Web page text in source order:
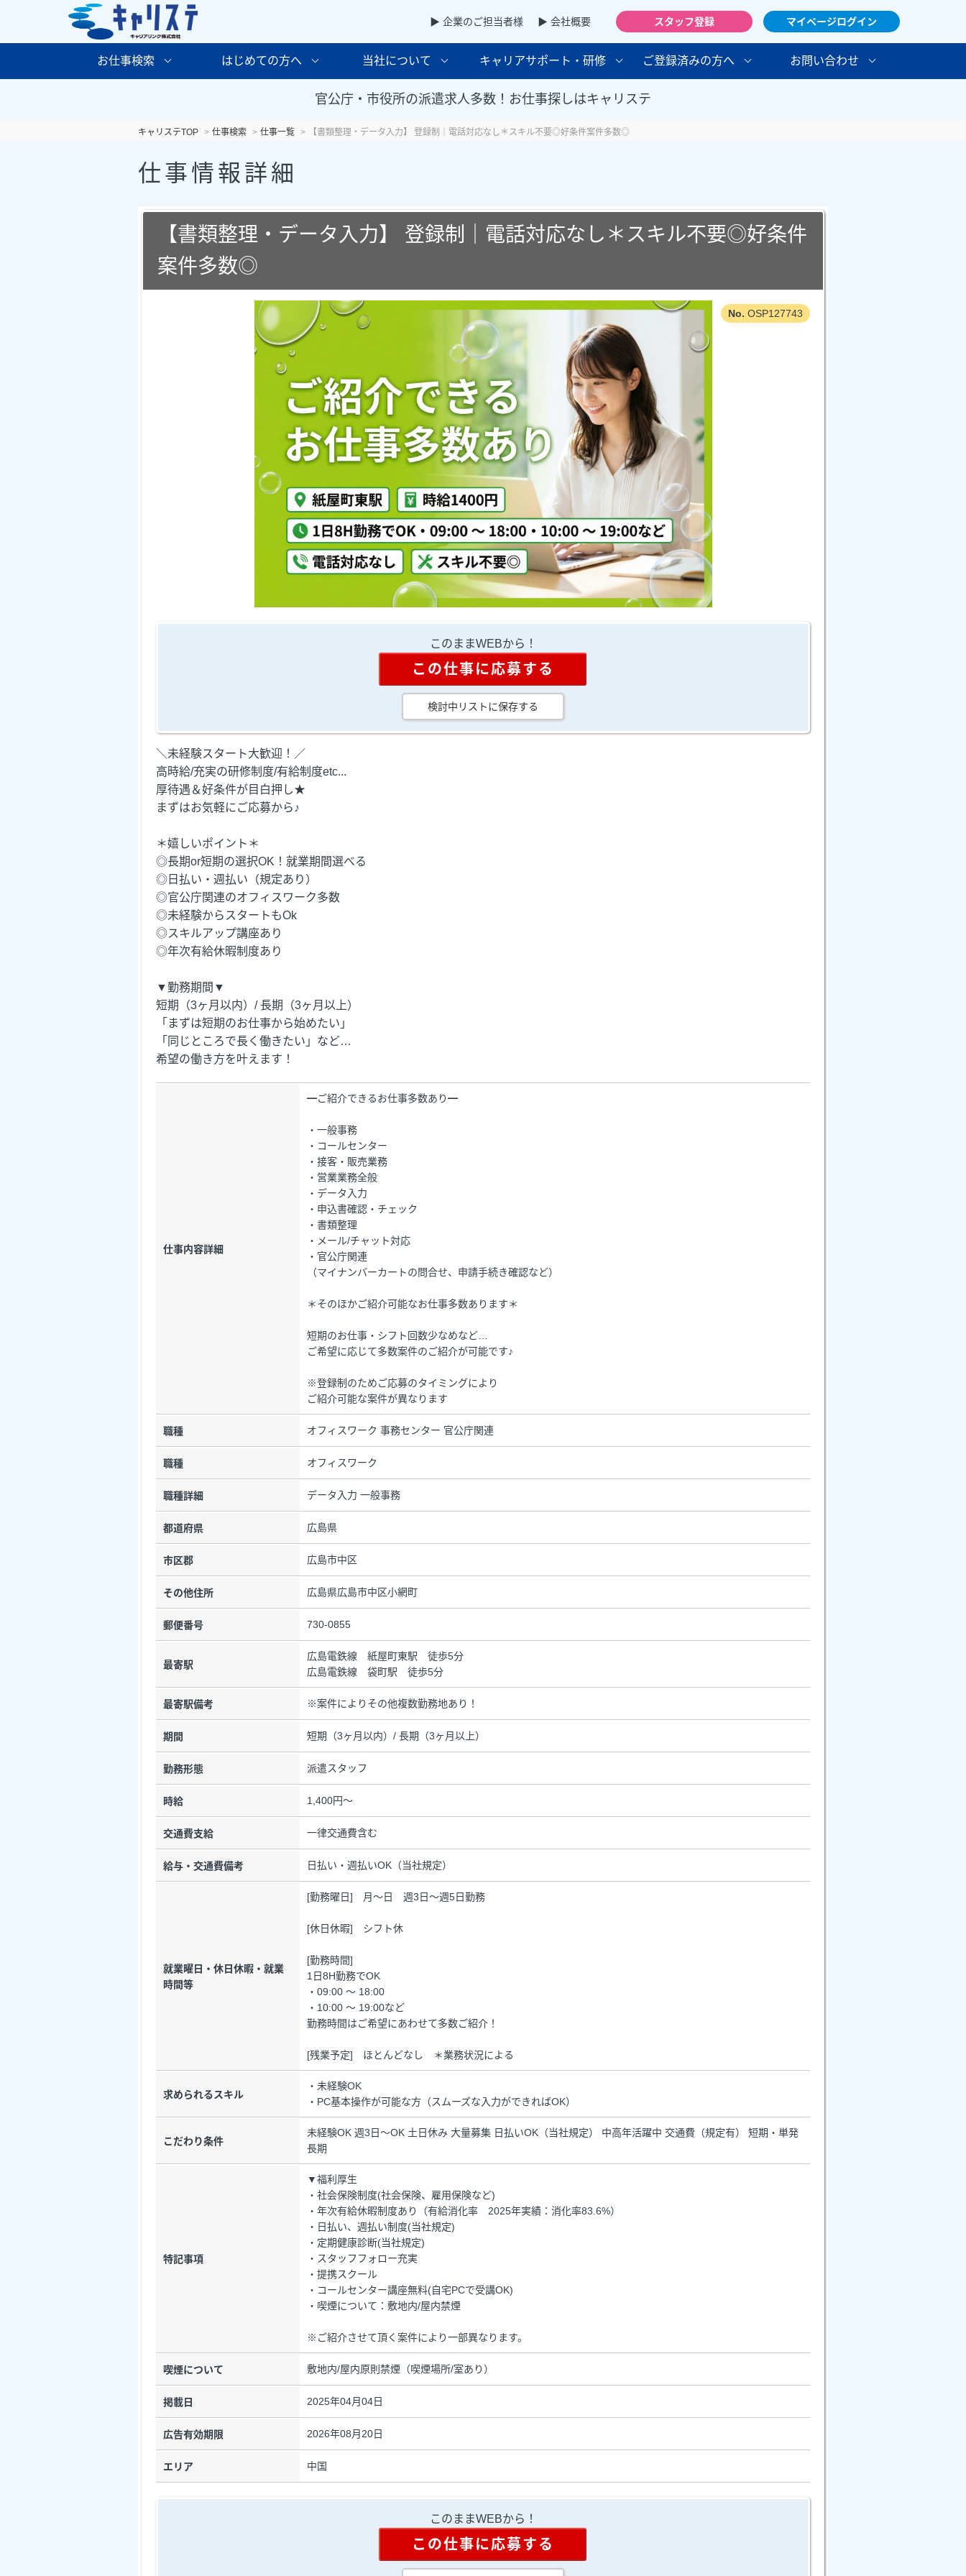
▶ 企業のご担当者様 ▶ 会社概要 スタッフ登録 マイページログイン
お仕事検索 はじめての方へ 当社について キャリアサポート・研修 ご登録済みの方へ お問い合わせ
官公庁・市役所の派遣求人多数！お仕事探しはキャリステ
キャリステTOP 仕事検索 仕事一覧 【書類整理・データ入力】 登録制｜電話対応なし＊スキル不要◎好条件案件多数◎
仕事情報詳細
【書類整理・データ入力】 登録制｜電話対応なし＊スキル不要◎好条件
案件多数◎
OSP127743
このままWEBから！
この仕事に応募する
検討中リストに保存する
＼未経験スタート大歓迎！／
高時給/充実の研修制度/有給制度etc...
厚待遇＆好条件が目白押し★
まずはお気軽にご応募から♪
＊嬉しいポイント＊
◎長期or短期の選択OK！就業期間選べる
◎日払い・週払い（規定あり）
◎官公庁関連のオフィスワーク多数
◎未経験からスタートもOk
◎スキルアップ講座あり
◎年次有給休暇制度あり
▼勤務期間▼
短期（3ヶ月以内）/ 長期（3ヶ月以上）
「まずは短期のお仕事から始めたい」
「同じところで長く働きたい」など…
希望の働き方を叶えます！
仕事内容詳細
━ご紹介できるお仕事多数あり━
・一般事務
・コールセンター
・接客・販売業務
・営業業務全般
・データ入力
・申込書確認・チェック
・書類整理
・メール/チャット対応
・官公庁関連
（マイナンバーカートの問合せ、申請手続き確認など）
＊そのほかご紹介可能なお仕事多数あります＊
短期のお仕事・シフト回数少なめなど…
ご希望に応じて多数案件のご紹介が可能です♪
※登録制のためご応募のタイミングにより
ご紹介可能な案件が異なります
職種 オフィスワーク 事務センター 官公庁関連
職種 オフィスワーク
職種詳細 データ入力 一般事務
都道府県 広島県
市区郡 広島市中区
その他住所 広島県広島市中区小網町
郵便番号 730-0855
最寄駅
広島電鉄線 紙屋町東駅 徒歩5分
広島電鉄線 袋町駅 徒歩5分
最寄駅備考 ※案件によりその他複数勤務地あり！
期間 短期（3ヶ月以内）/ 長期（3ヶ月以上）
勤務形態 派遣スタッフ
時給 1,400円～
交通費支給 一律交通費含む
給与・交通費備考 日払い・週払いOK（当社規定）
就業曜日・休日休暇・就業
時間等
[勤務曜日] 月～日 週3日～週5日勤務
[休日休暇] シフト休
[勤務時間]
1日8H勤務でOK
・09:00 ～ 18:00
・10:00 ～ 19:00など
勤務時間はご希望にあわせて多数ご紹介！
[残業予定] ほとんどなし ＊業務状況による
求められるスキル
・未経験OK
・PC基本操作が可能な方（スムーズな入力ができればOK）
こだわり条件
未経験OK 週3日～OK 土日休み 大量募集 日払いOK（当社規定） 中高年活躍中 交通費（規定有） 短期・単発
長期
特記事項
▼福利厚生
・社会保険制度(社会保険、雇用保険など)
・年次有給休暇制度あり（有給消化率 2025年実績：消化率83.6%）
・日払い、週払い制度(当社規定)
・定期健康診断(当社規定)
・スタッフフォロー充実
・提携スクール
・コールセンター講座無料(自宅PCで受講OK)
・喫煙について：敷地内/屋内禁煙
※ご紹介させて頂く案件により一部異なります。
喫煙について 敷地内/屋内原則禁煙（喫煙場所/室あり）
掲載日 2025年04月04日
広告有効期限 2026年08月20日
エリア 中国
このままWEBから！
この仕事に応募する